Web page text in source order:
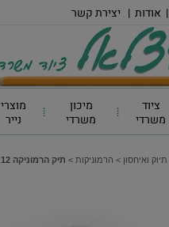
| אודות | יצירת קשר
ציוד
משרדי
מיכון
משרדי
מוצרי
נייר
תיוק ואיחסון > הרמוניקות > תיק הרמוניקה A4 12 פלסטיק